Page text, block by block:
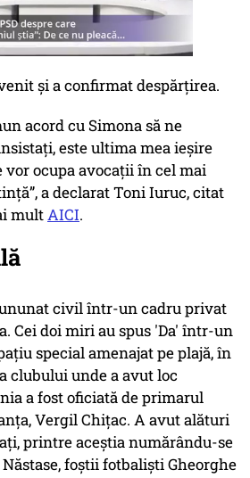
şi a confirmat despărţirea.
acord cu Simona să ne
este ultima mea ieșire
vor ocupa avocații în cel mai
a declarat Toni Iuruc, citat
multAICI.
civil într-un cadru privat
Cei doi miri au spus 'Da' într-un
special amenajat pe plajă, în
clubului unde a avut loc
a fost oficiată de primarul
Vergil Chiţac. A avut alături
printre aceştia numărându-se
foştii fotbalişti Gheorghe